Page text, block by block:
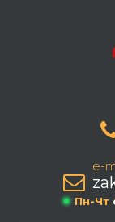
e-
Пн-Чт